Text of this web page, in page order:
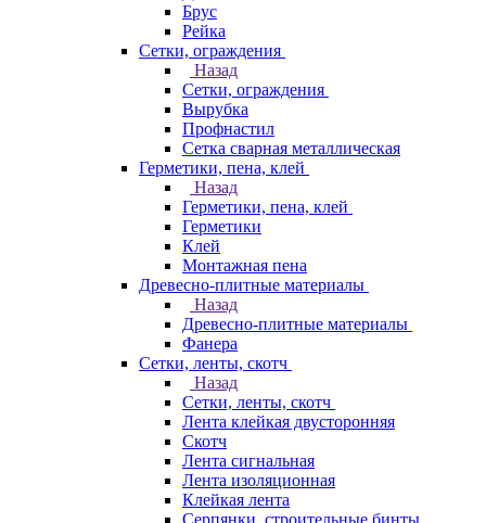
Брус
Рейка
Сетки, ограждения
Назад
Сетки, ограждения
Вырубка
Профнастил
Сетка сварная металлическая
Герметики, пена, клей
Назад
Герметики, пена, клей
Герметики
Клей
Монтажная пена
Древесно-плитные материалы
Назад
Древесно-плитные материалы
Фанера
Сетки, ленты, скотч
Назад
Сетки, ленты, скотч
Лента клейкая двусторонняя
Скотч
Лента сигнальная
Лента изоляционная
Клейкая лента
Серпянки, строительные бинты